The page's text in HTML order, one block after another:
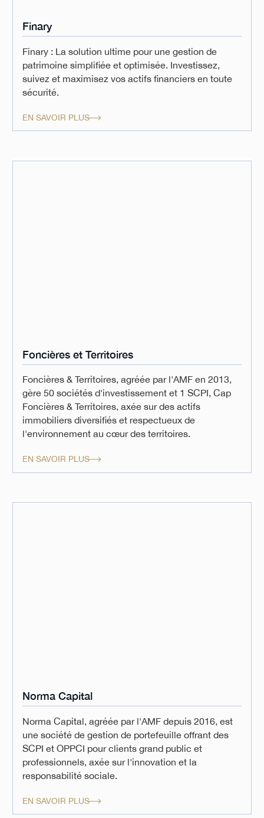
Finary
Finary : La solution ultime pour une gestion de
patrimoine simplifiée et optimisée. Investissez,
suivez et maximisez vos actifs financiers en toute
sécurité.
EN SAVOIR PLUS
Foncières et Territoires
Foncières & Territoires, agréée par l'AMF en 2013,
gère 50 sociétés d'investissement et 1 SCPI, Cap
Foncières & Territoires, axée sur des actifs
immobiliers diversifiés et respectueux de
l'environnement au cœur des territoires.
EN SAVOIR PLUS
Norma Capital
Norma Capital, agréée par l'AMF depuis 2016, est
une société de gestion de portefeuille offrant des
SCPI et OPPCI pour clients grand public et
professionnels, axée sur l'innovation et la
responsabilité sociale.
EN SAVOIR PLUS